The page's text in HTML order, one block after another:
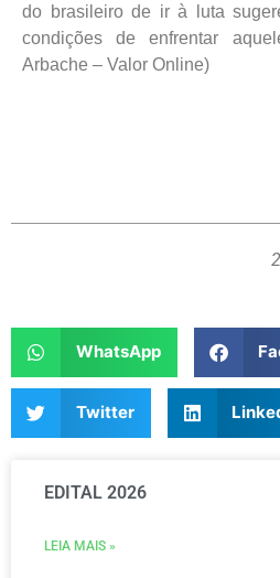
do brasileiro de ir à luta
condições de enfrentar
Arbache – Valor Online)
WhatsApp
Twitter
EDITAL 2026
LEIA MAIS »